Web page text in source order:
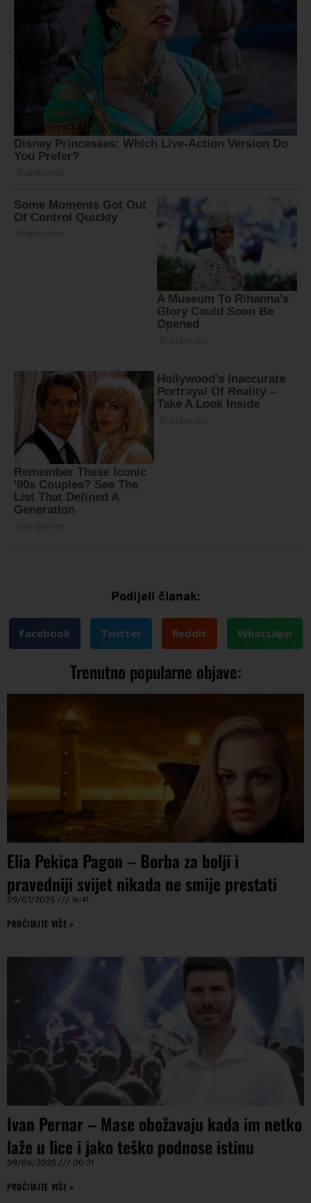
Podijeli članak:
Facebook Twitter Reddit WhatsApp
Trenutno popularne objave:
Elia Pekica Pagon – Borba za bolji i
pravedniji svijet nikada ne smije prestati
09/07/2025 16:41
PROČITAJTE VIŠE »
Ivan Pernar – Mase obožavaju kada im netko
laže u lice i jako teško podnose istinu
09/06/2025 00:21
PROČITAJTE VIŠE »